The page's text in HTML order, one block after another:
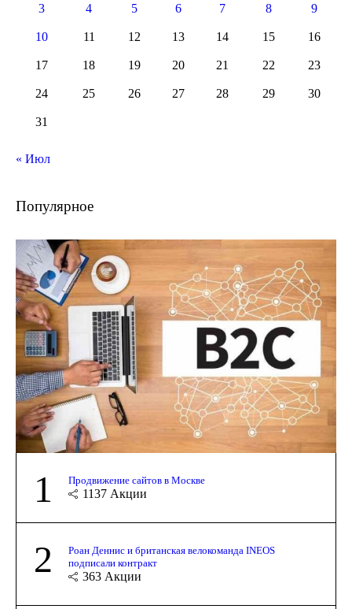
3 4 5 6 7 8 9
10 11 12 13 14 15 16
17 18 19 20 21 22 23
24 25 26 27 28 29 30
31
« Июл
Популярное
1 Продвижение сайтов в Москве
1137 Акции
2
Роан Деннис и британская велокоманда INEOS
подписали контракт
363 Акции